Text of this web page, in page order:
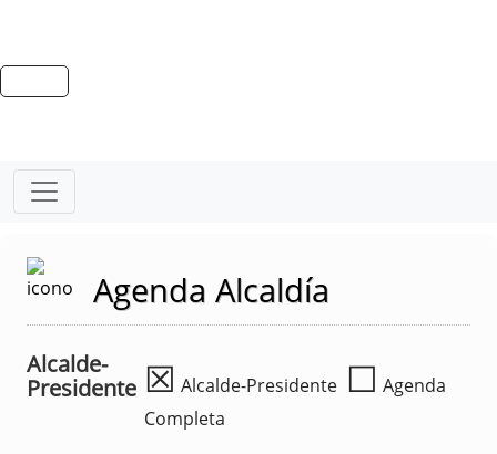
Agenda Alcaldía
Alcalde-
Presidente ☒ Alcalde-Presidente ☐ Agenda
Completa